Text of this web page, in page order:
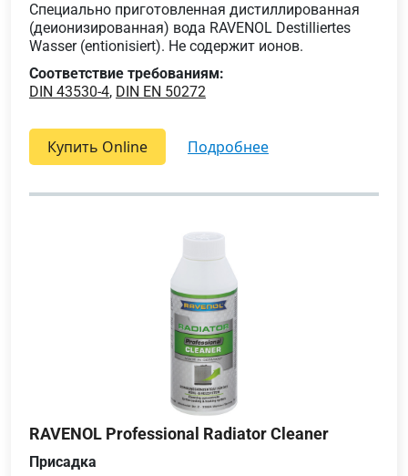
Специально приготовленная дистиллированная
(деионизированная) вода RAVENOL Destilliertes
Wasser (entionisiert). Не содержит ионов.
Соответствие требованиям:
DIN 43530-4, DIN EN 50272
Купить Online подробнее
RAVENOL Professional Radiator Cleaner
Присадка